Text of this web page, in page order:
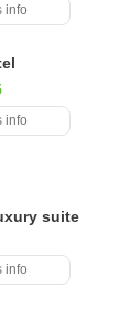
info
info
suite
info